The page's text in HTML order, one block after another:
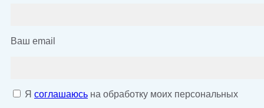
Ваш email
Я соглашаюсь на обработку моих персональных